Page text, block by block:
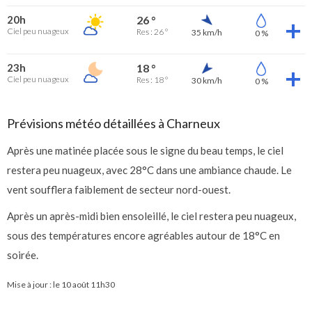
20h
Ciel peu nuageux
26 °
Res : 26 ° 35 km/h 0 %
23h
Ciel peu nuageux
18 °
Res : 18 ° 30 km/h 0 %
Prévisions météo détaillées à Charneux
Après une matinée placée sous le signe du beau temps, le ciel
restera peu nuageux, avec 28°C dans une ambiance chaude. Le
vent soufflera faiblement de secteur nord-ouest.
Après un après-midi bien ensoleillé, le ciel restera peu nuageux,
sous des températures encore agréables autour de 18°C en
soirée.
Mise à jour : le 10 août 11h30